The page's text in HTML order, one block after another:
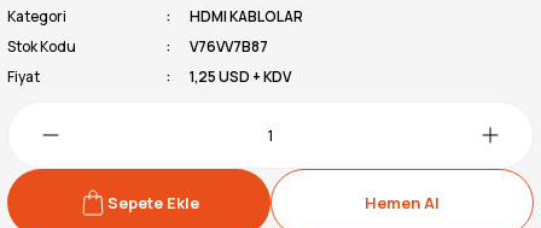
Kategori
HDMI KABLOLAR
Stok Kodu
V76VV7B87
Fiyat
1,25 USD + KDV
Sepete Ekle Hemen Al